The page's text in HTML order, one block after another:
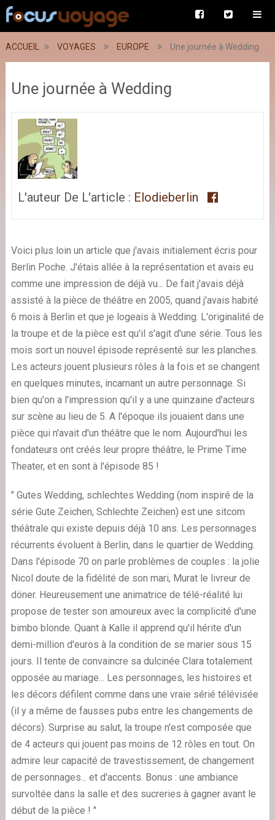
ACCUEIL VOYAGES EUROPE Une journée à Wedding
Une journée à Wedding
L'auteur De L'article : Elodieberlin
Voici plus loin un article que j'avais initialement écris pour
Berlin Poche. J'étais allée à la représentation et avais eu
comme une impression de déjà vu... De fait j'avais déjà
assisté à la pièce de théâtre en 2005, quand j'avais habité
6 mois à Berlin et que je logeais à Wedding. L'originalité de
la troupe et de la pièce est qu'il s'agit d'une série. Tous les
mois sort un nouvel épisode représenté sur les planches.
Les acteurs jouent plusieurs rôles à la fois et se changent
en quelques minutes, incarnant un autre personnage. Si
bien qu'on a l'impression qu'il y a une quinzaine d'acteurs
sur scène au lieu de 5. A l'époque ils jouaient dans une
pièce qui n'avait d'un théâtre que le nom. Aujourd'hui les
fondateurs ont créés leur propre théâtre, le Prime Time
Theater, et en sont à l'épisode 85 !
" Gutes Wedding, schlechtes Wedding (nom inspiré de la
série Gute Zeichen, Schlechte Zeichen) est une sitcom
théâtrale qui existe depuis déjà 10 ans. Les personnages
récurrents évoluent à Berlin, dans le quartier de Wedding.
Dans l'épisode 70 on parle problèmes de couples : la jolie
Nicol doute de la fidélité de son mari, Murat le livreur de
döner. Heureusement une animatrice de télé-réalité lui
propose de tester son amoureux avec la complicité d'une
bimbo blonde. Quant à Kalle il apprend qu'il hérite d'un
demi-million d'euros à la condition de se marier sous 15
jours. Il tente de convaincre sa dulcinée Clara totalement
opposée au mariage... Les personnages, les histoires et
les décors défilent comme dans une vraie sérié télévisée
(il y a même de fausses pubs entre les changements de
décors). Surprise au salut, la troupe n'est composée que
de 4 acteurs qui jouent pas moins de 12 rôles en tout. On
admire leur capacité de travestissement, de changement
de personnages... et d'accents. Bonus : une ambiance
survoltée dans la salle et des sucreries à gagner avant le
début de la pièce ! "